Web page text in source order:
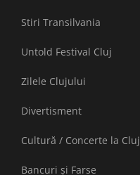
Stiri Transilvania
Untold Festival Cluj
Zilele Clujului
Divertisment
Cultură / Concerte la Cluj
Bancuri și Farse